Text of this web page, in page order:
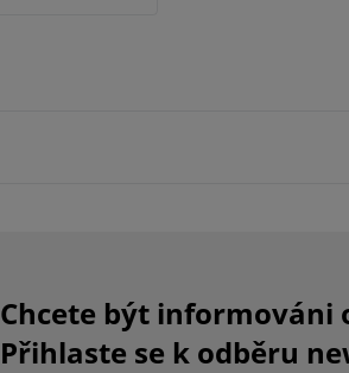
Chcete být informováni
Přihlaste se k odběru